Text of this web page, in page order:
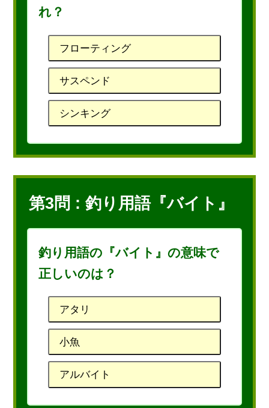
れ？
フローティング
サスペンド
シンキング
第3問 : 釣り用語『バイト』
釣り用語の『バイト』の意味で
正しいのは？
アタリ
小魚
アルバイト